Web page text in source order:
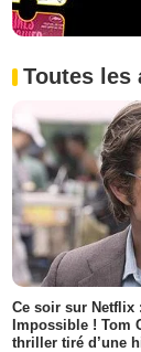
Toutes les
Ce soir sur Netflix
Impossible ! Tom
thriller tiré d’une